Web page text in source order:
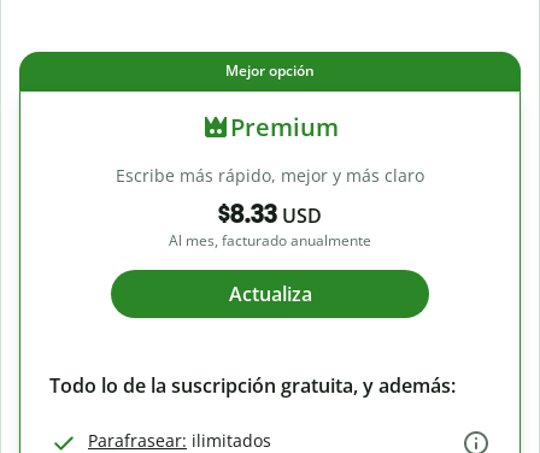
Mejor opción
Premium
Escribe más rápido, mejor y más claro
$8.33 USD
Al mes, facturado anualmente
Actualiza
Todo lo de la suscripción gratuita, y además:
Parafrasear: ilimitados